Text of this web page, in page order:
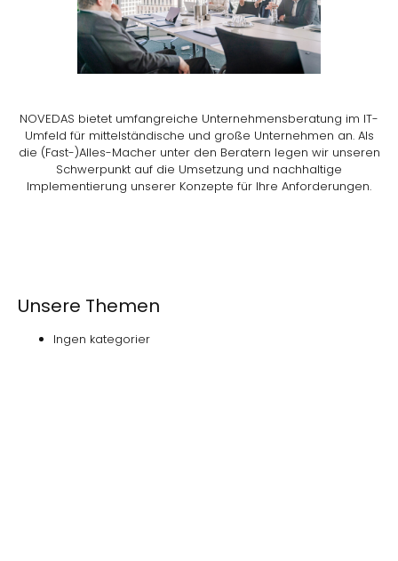
NOVEDAS bietet umfangreiche Unternehmensberatung im IT-
Umfeld für mittelständische und große Unternehmen an. Als
die (Fast-)Alles-Macher unter den Beratern legen wir unseren
Schwerpunkt auf die Umsetzung und nachhaltige
Implementierung unserer Konzepte für Ihre Anforderungen.
Unsere Themen
Ingen kategorier